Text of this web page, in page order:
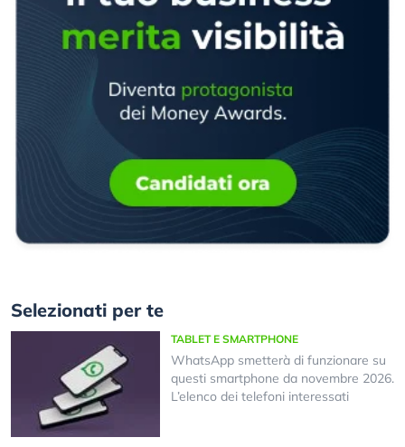
Selezionati per te
TABLET E SMARTPHONE
WhatsApp smetterà di funzionare su
questi smartphone da novembre 2026.
L’elenco dei telefoni interessati